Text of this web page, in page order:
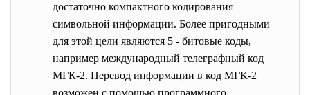
достаточно компактного кодирования
символьной информации. Более пригодными
для этой цели являются 5 - битовые коды,
например международный телеграфный код
МГК-2. Перевод информации в код МГК-2
возможен с помощью программного